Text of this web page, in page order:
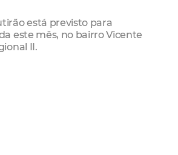
está previsto para
este mês, no bairro Vicente
II.